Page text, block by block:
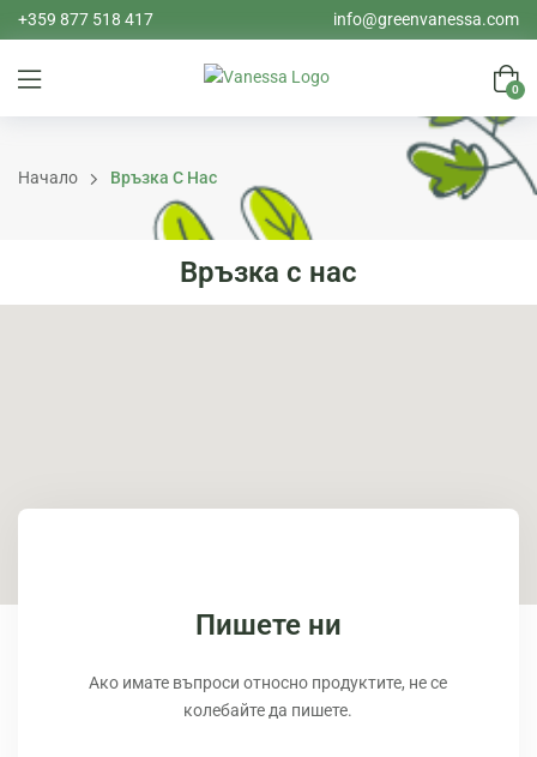
+359 877 518 417 info@greenvanessa.com
0
Начало Връзка С Нас
Връзка с нас
Пишете ни
Ако имате въпроси относно продуктите, не се
колебайте да пишете.